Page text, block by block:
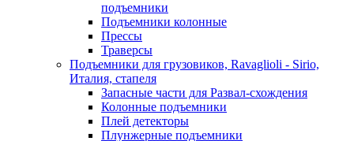
подъемники
Подъемники колонные
Прессы
Траверсы
Подъемники для грузовиков, Ravaglioli - Sirio,
Италия, стапеля
Запасные части для Развал-схождения
Колонные подъемники
Плей детекторы
Плунжерные подъемники